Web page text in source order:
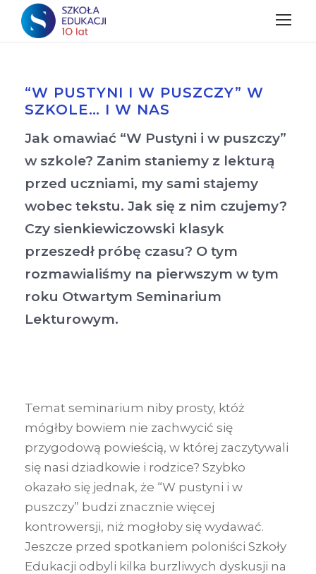
“W PUSTYNI I W PUSZCZY” W
SZKOLE… I W NAS
Jak omawiać “W Pustyni i w puszczy”
w szkole? Zanim staniemy z lekturą
przed uczniami, my sami stajemy
wobec tekstu. Jak się z nim czujemy?
Czy sienkiewiczowski klasyk
przeszedł próbę czasu? O tym
rozmawialiśmy na pierwszym w tym
roku Otwartym Seminarium
Lekturowym.
Temat seminarium niby prosty, któż
mógłby bowiem nie zachwycić się
przygodową powieścią, w której zaczytywali
się nasi dziadkowie i rodzice? Szybko
okazało się jednak, że “W pustyni i w
puszczy” budzi znacznie więcej
kontrowersji, niż mogłoby się wydawać.
Jeszcze przed spotkaniem poloniści Szkoły
Edukacji odbyli kilka burzliwych dyskusji na